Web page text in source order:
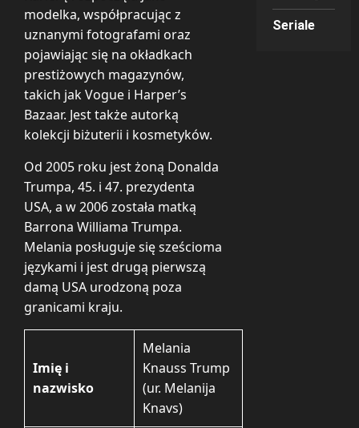
modelka, współpracując z
uznanymi fotografami oraz
pojawiając się na okładkach
prestiżowych magazynów,
takich jak Vogue i Harper’s
Bazaar. Jest także autorką
kolekcji biżuterii i kosmetyków.
Od 2005 roku jest żoną Donalda
Trumpa, 45. i 47. prezydenta
USA, a w 2006 została matką
Barrona Williama Trumpa.
Melania posługuje się sześcioma
językami i jest drugą pierwszą
damą USA urodzoną poza
granicami kraju.
Imię i
nazwisko
Melania
Knauss Trump
(ur. Melanija
Knavs)
Seriale